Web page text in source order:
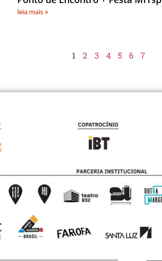
leia mais »
1 2 3 4 5 6 7